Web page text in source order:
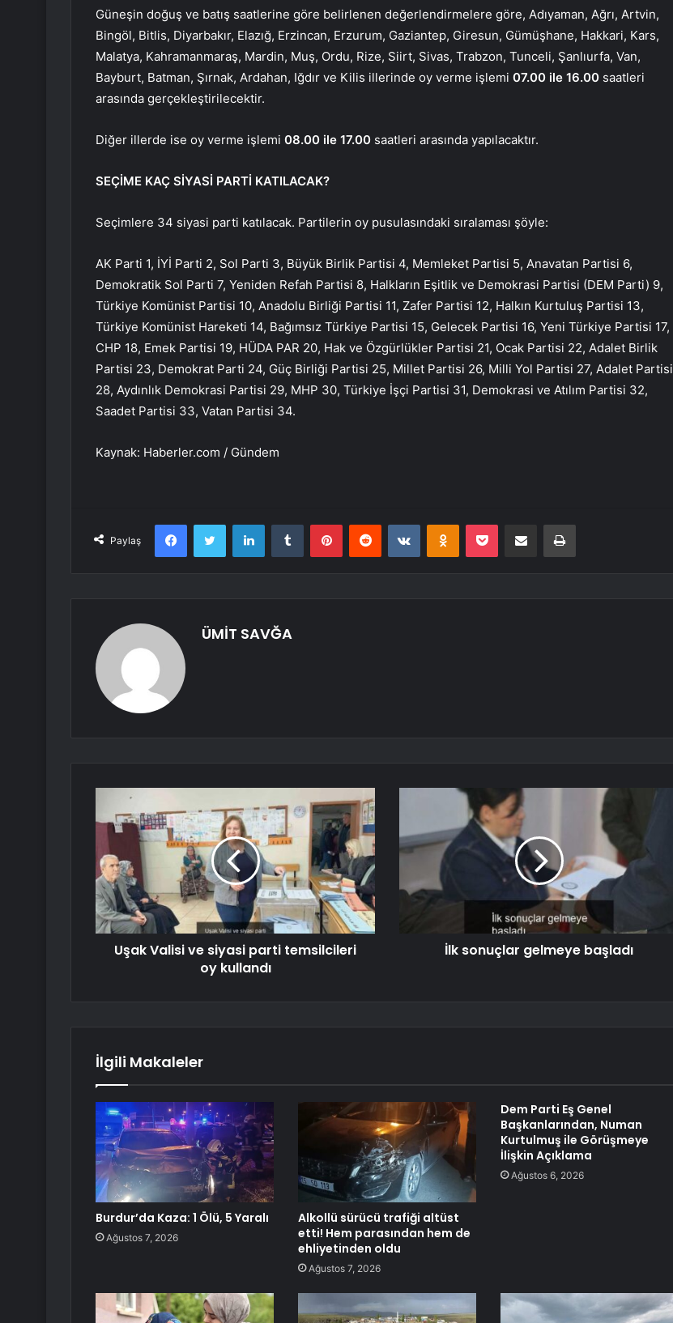
Güneşin doğuş ve batış saatlerine göre belirlenen değerlendirmelere göre, Adıyaman, Ağrı, Artvin,
Bingöl, Bitlis, Diyarbakır, Elazığ, Erzincan, Erzurum, Gaziantep, Giresun, Gümüşhane, Hakkari, Kars,
Malatya, Kahramanmaraş, Mardin, Muş, Ordu, Rize, Siirt, Sivas, Trabzon, Tunceli, Şanlıurfa, Van,
Bayburt, Batman, Şırnak, Ardahan, Iğdır ve Kilis illerinde oy verme işlemi 07.00 ile 16.00 saatleri
arasında gerçekleştirilecektir.
Diğer illerde ise oy verme işlemi 08.00 ile 17.00 saatleri arasında yapılacaktır.
SEÇİME KAÇ SİYASİ PARTİ KATILACAK?
Seçimlere 34 siyasi parti katılacak. Partilerin oy pusulasındaki sıralaması şöyle:
AK Parti 1, İYİ Parti 2, Sol Parti 3, Büyük Birlik Partisi 4, Memleket Partisi 5, Anavatan Partisi 6,
Demokratik Sol Parti 7, Yeniden Refah Partisi 8, Halkların Eşitlik ve Demokrasi Partisi (DEM Parti) 9,
Türkiye Komünist Partisi 10, Anadolu Birliği Partisi 11, Zafer Partisi 12, Halkın Kurtuluş Partisi 13,
Türkiye Komünist Hareketi 14, Bağımsız Türkiye Partisi 15, Gelecek Partisi 16, Yeni Türkiye Partisi 17,
CHP 18, Emek Partisi 19, HÜDA PAR 20, Hak ve Özgürlükler Partisi 21, Ocak Partisi 22, Adalet Birlik
Partisi 23, Demokrat Parti 24, Güç Birliği Partisi 25, Millet Partisi 26, Milli Yol Partisi 27, Adalet Partisi
28, Aydınlık Demokrasi Partisi 29, MHP 30, Türkiye İşçi Partisi 31, Demokrasi ve Atılım Partisi 32,
Saadet Partisi 33, Vatan Partisi 34.
Kaynak: Haberler.com / Gündem
Paylaş
FacebookTwitter LinkedInTumblr PinterestReddit VKontakteOdnoklassniki
Pocket E-Posta ile paylaş Yazdır
ÜMİT SAVĞA
Uşak Valisi ve siyasi parti temsilcileri
oy kullandı
İlk sonuçlar gelmeye başladı
İlgili Makaleler
Burdur’da Kaza: 1 Ölü, 5 Yaralı
Ağustos 7, 2026
Alkollü sürücü trafiği altüst
etti! Hem parasından hem de
ehliyetinden oldu
Ağustos 7, 2026
Dem Parti Eş Genel
Başkanlarından, Numan
Kurtulmuş ile Görüşmeye
İlişkin Açıklama
Ağustos 6, 2026